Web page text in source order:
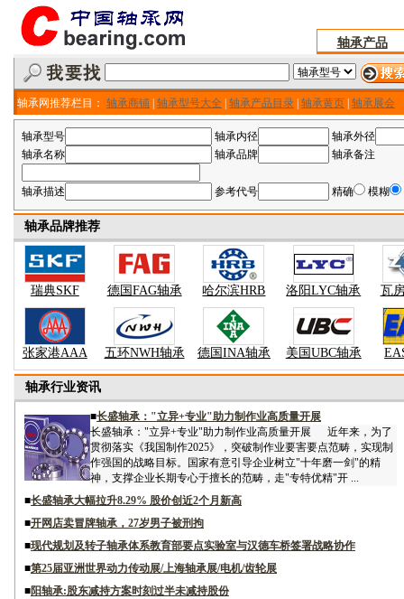
轴承产品
轴承网推荐栏目： 轴承商铺 轴承型号大全 轴承产品目录 轴承黄页 轴承展会
轴承型号 轴承内径
轴承外径
轴承名称
轴承品牌 轴承备注
轴承描述 参考代号 精确 模糊
轴承品牌推荐
瑞典SKF 德国FAG轴承 哈尔滨HRB 洛阳LYC轴承 瓦
张家港AAA 五环NWH轴承 德国INA轴承 美国UBC轴承
轴承行业资讯
■长盛轴承："立异+专业"助力制作业高质量开展
长盛轴承："立异+专业"助力制作业高质量开展 近年来，为了
贯彻落实《我国制作2025》，突破制作业要害要点范畴，实现制
作强国的战略目标。国家有意引导企业树立"十年磨一剑"的精
神，支撑企业长期专心于擅长的范畴，走"专特优精"开 ...
■长盛轴承大幅拉升8.29% 股价创近2个月新高
■开网店卖冒牌轴承，27岁男子被刑拘
■现代规划及转子轴承体系教育部要点实验室与汉德车桥签署战略协作
■第25届亚洲世界动力传动展/上海轴承展/电机/齿轮展
■阳轴承:股东减持方案时刻过半未减持股份